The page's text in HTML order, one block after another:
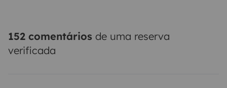
152 comentários de uma reserva
verificada